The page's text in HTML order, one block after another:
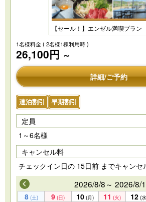
【セール！】エンゼル満喫プラン
1名様料金( 2名様1棟利用時 )
26,100円 ～
詳細/ご予約
連泊割引 早期割引
定員
1～6名様
キャンセル料
チェックイン日の 15日前 までキャンセ
2026/8/8～ 2026/8/
8 (土) 9 (日) 10 (月) 11 (火) 12 (